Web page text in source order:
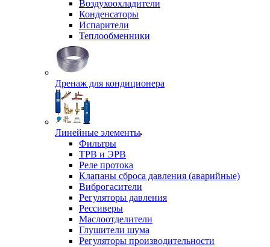
Воздухоохладители
Конденсаторы
Испарители
Теплообменники
Дренаж для кондиционера
Линейные элементы
Фильтры
ТРВ и ЭРВ
Реле протока
Клапаны сброса давления (аварийные)
Виброгасители
Регуляторы давления
Рессиверы
Маслоотделители
Глушители шума
Регуляторы производительности